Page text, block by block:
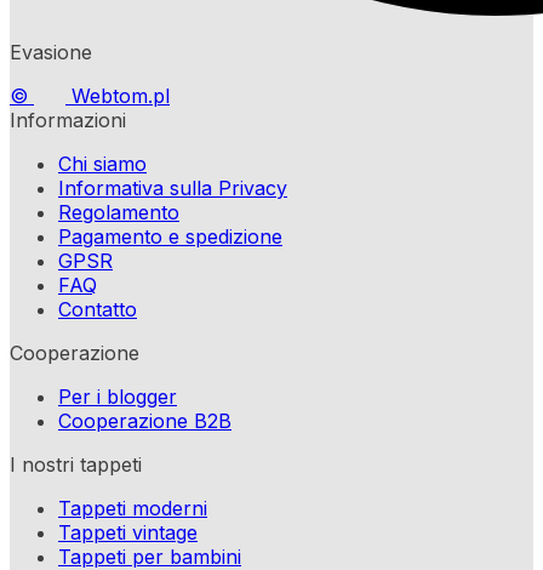
Evasione
©
Webtom.pl
Informazioni
Chi siamo
Informativa sulla Privacy
Regolamento
Pagamento e spedizione
GPSR
FAQ
Contatto
Cooperazione
Per i blogger
Cooperazione B2B
I nostri tappeti
Tappeti moderni
Tappeti vintage
Tappeti per bambini